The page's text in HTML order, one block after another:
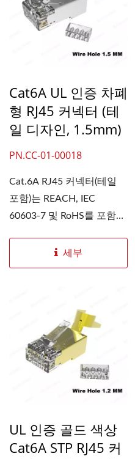
Cat6A UL 인증 차폐
형 RJ45 커넥터 (테
일 디자인, 1.5mm)
PN.CC-01-00018
Cat.6A RJ45 커넥터(테일
포함)는 REACH, IEC
60603-7 및 RoHS를 포함한
세부
UL 인증 골드 색상
Cat6A STP RJ45 커